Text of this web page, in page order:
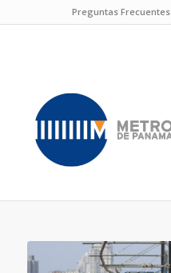
Preguntas Frecuentes